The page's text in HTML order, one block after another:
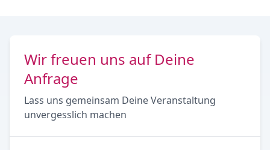
Wir freuen uns auf Deine
Anfrage
Lass uns gemeinsam Deine Veranstaltung
unvergesslich machen